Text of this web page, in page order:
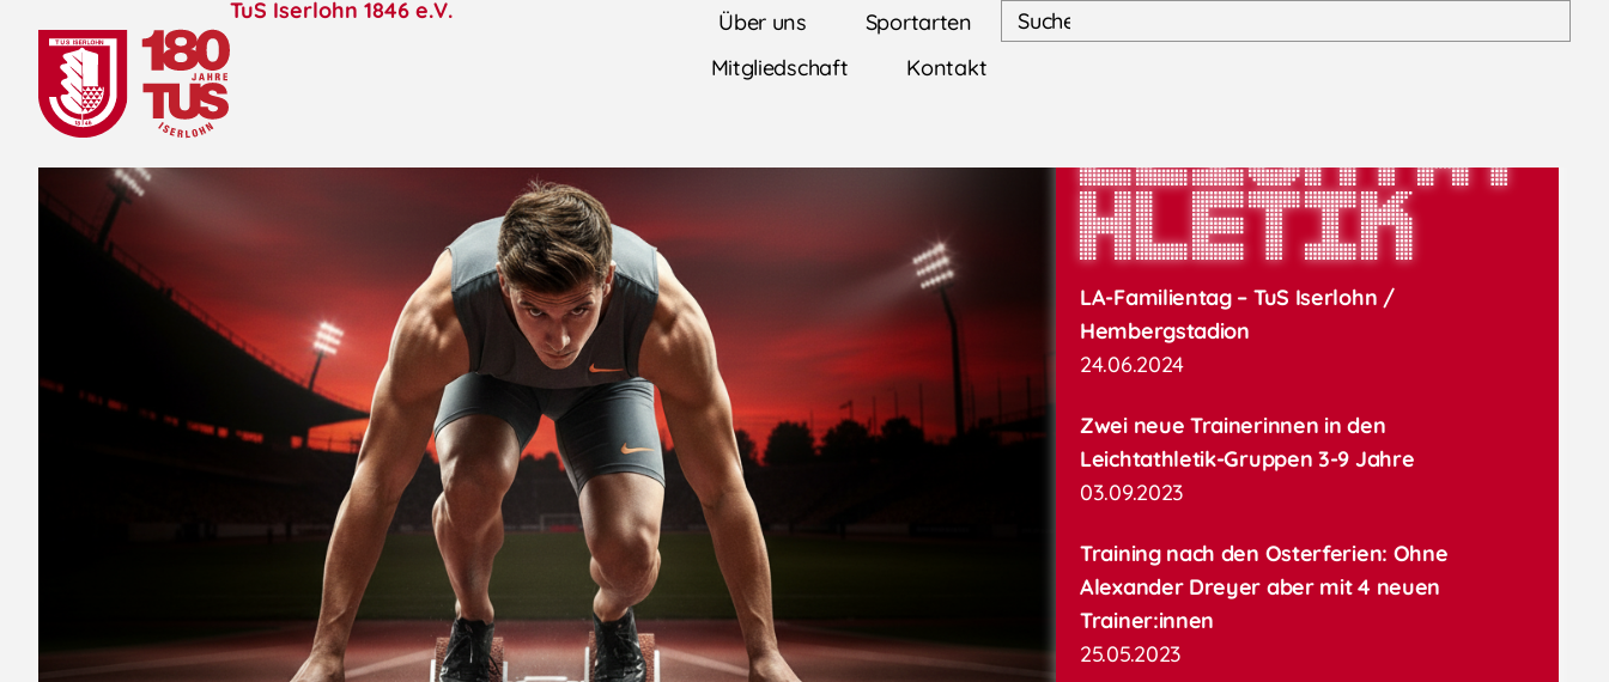
TuS Iserlohn 1846 e.V. Über uns
Sportarten
Mitgliedschaft
Kontakt
Leichtat
hletik
LA-Familientag – TuS Iserlohn /
Hembergstadion
24.06.2024
Zwei neue Trainerinnen in den
Leichtathletik-Gruppen 3-9 Jahre
03.09.2023
Training nach den Osterferien: Ohne
Alexander Dreyer aber mit 4 neuen
Trainer:innen
25.05.2023